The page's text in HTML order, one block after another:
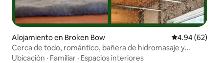
Alojamiento en Broken Bow Calificación
4.94 (62)
Cerca de todo, romántico, bañera de hidromasaje y
barbacoa. Descuento de 3 noches.
Ubicación · Familiar · Espacios interiores